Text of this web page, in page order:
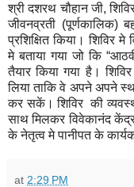
श्री दशरथ चौहान जी,
जीवनव्रती (पूर्णकालिक)
प्रशिक्षित किया। शिविर मे
मे बताया गया जो कि
तैयार किया गया है।
लिया ताकि वे अपने अपने
कर सकें। शिविर की
साथ मिलकर विवेकानंद
के नेतृत्व मे पानीपत के
at 2:29 PM